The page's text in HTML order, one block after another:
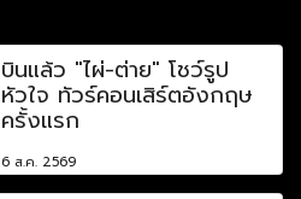
บินแล้ว "ไผ่-ต่าย" โชว์รูป
หัวใจ ทัวร์คอนเสิร์ตอังกฤษ
ครั้งแรก
6 ส.ค. 2569